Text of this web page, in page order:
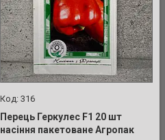
316
Перець Геркулес F1 20 шт
насіння пакетоване Агропак